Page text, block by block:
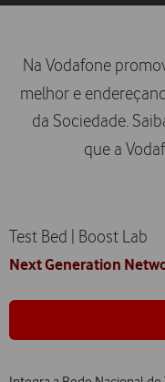
Na Vodafone
melhor e
da Sociedade.
que a
Test Bed | Boost Lab
Next Generation